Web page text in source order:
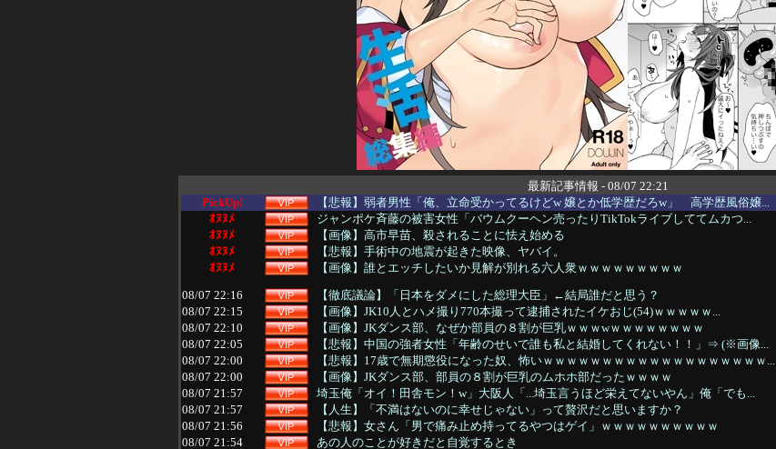
最新記事情報 - 08/07 22:21
PickUp!
【悲報】弱者男性「俺、立命受かってるけどw 嬢とか低学歴だろw」 高学歴風俗嬢...
ｵﾇﾇﾒ
ジャンポケ斉藤の被害女性「バウムクーヘン売ったりTikTokライブしててムカつ...
ｵﾇﾇﾒ
【画像】高市早苗、殺されることに怯え始める
ｵﾇﾇﾒ
【悲報】手術中の地震が起きた映像、ヤバイ。
ｵﾇﾇﾒ
【画像】誰とエッチしたいか見解が別れる六人衆ｗｗｗｗｗｗｗｗｗ
08/07 22:16
【徹底議論】「日本をダメにした総理大臣」←結局誰だと思う？
08/07 22:15
【画像】JK10人とハメ撮り770本撮って逮捕されたイケおじ(54)ｗｗｗｗｗ...
08/07 22:10
【画像】JKダンス部、なぜか部員の８割が巨乳ｗｗｗwｗｗｗｗｗｗｗｗ
08/07 22:05
【悲報】中国の強者女性「年齢のせいで誰も私と結婚してくれない！！」⇒ (※画像...
08/07 22:00
【悲報】17歳で無期懲役になった奴、怖いｗｗｗｗｗｗｗｗｗｗｗｗｗｗｗｗｗｗｗ...
08/07 22:00
【画像】JKダンス部、部員の８割が巨乳のムホホ部だったｗｗｗｗ
08/07 21:57
埼玉俺「オイ！田舎モン！w」大阪人「...埼玉言うほど栄えてないやん」俺「でも...
08/07 21:57
【人生】「不満はないのに幸せじゃない」って贅沢だと思いますか？
08/07 21:56
【悲報】女さん「男で痛み止め持ってるやつはゲイ」ｗｗｗｗｗｗｗｗｗｗ
08/07 21:54
あの人のことが好きだと自覚するとき